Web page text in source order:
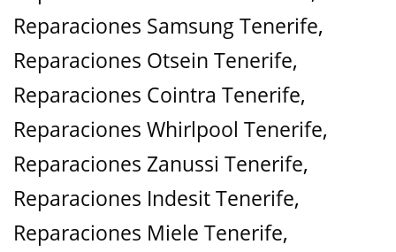
Reparaciones Samsung Tenerife,
Reparaciones Otsein Tenerife,
Reparaciones Cointra Tenerife,
Reparaciones Whirlpool Tenerife,
Reparaciones Zanussi Tenerife,
Reparaciones Indesit Tenerife,
Reparaciones Miele Tenerife,